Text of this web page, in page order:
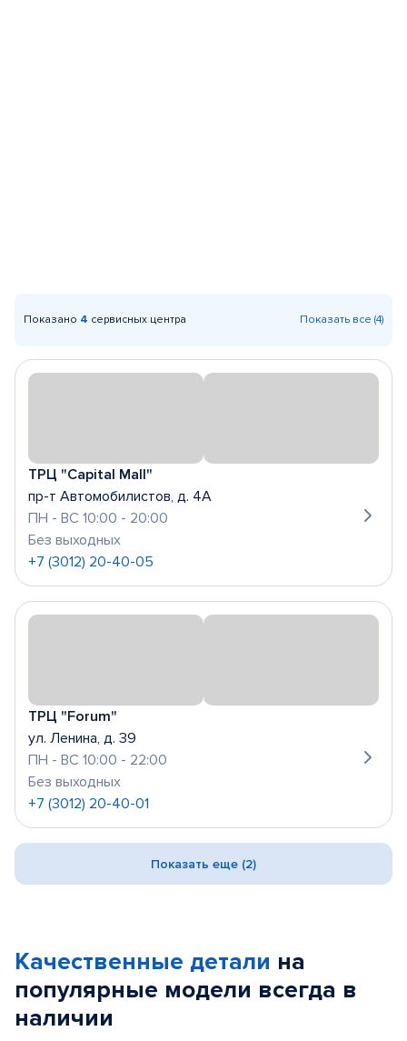
Показано 4 сервисных центра Показать все (4)
ТРЦ "Capital Mall"
пр-т Автомобилистов, д. 4А
ПН - ВС 10:00 - 20:00
Без выходных
+7 (3012) 20-40-05
ТРЦ "Forum"
ул. Ленина, д. 39
ПН - ВС 10:00 - 22:00
Без выходных
+7 (3012) 20-40-01
Показать еще (2)
Качественные детали на
популярные модели всегда в
наличии